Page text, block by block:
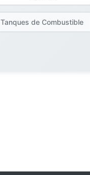
Tanques de Combustible